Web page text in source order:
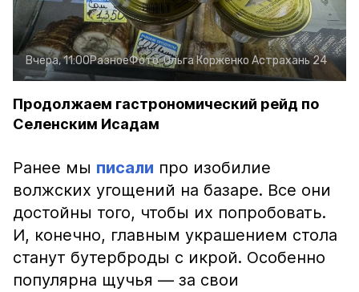
Вчера, 11:00РазноеФото:Ольга Корженко Астрахань 24
Продолжаем гастрономический рейд по
Селенским Исадам
Ранее мы писали про изобилие
волжских угощений на базаре. Все они
достойны того, чтобы их попробовать.
И, конечно, главным украшением стола
станут бутерброды с икрой. Особенно
популярна щучья — за свои